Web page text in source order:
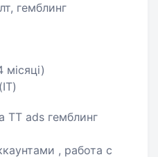
гемблинг
місяці)
(IT)
ТТ ads гемблинг
, работа с